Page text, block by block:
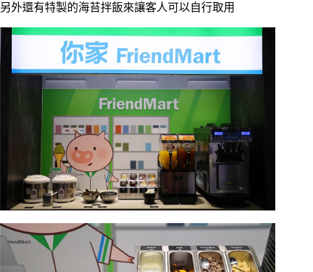
另外還有特製的海苔拌飯來讓客人可以自行取用